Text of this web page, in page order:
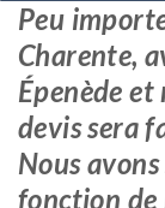
Peu
Charente,
Épenède
devis sera
Nous
fonction de